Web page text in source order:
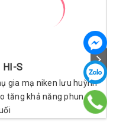
HI-S
gia mạ niken lưu huỳnh
tăng khả năng phun